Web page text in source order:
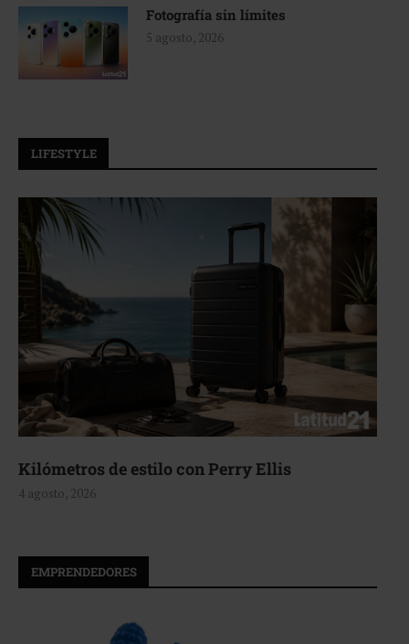
Fotografía sin límites
5 agosto, 2026
LIFESTYLE
Aerie, texturas que fluyen
4 agosto, 2026
EMPRENDEDORES